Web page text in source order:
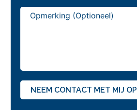
NEEM CONTACT MET MIJ OP